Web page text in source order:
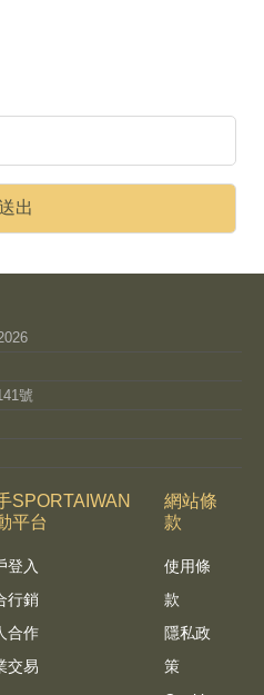
號
SPORTAIWAN
平台
登入
行銷
合作
交易
網站條
款
使用條
款
隱私政
策